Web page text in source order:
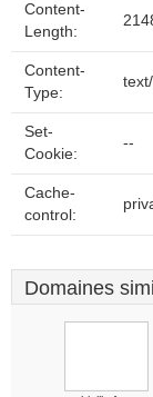
Content-
Length:
Content-
Type:
Set-
Cookie:
--
Cache-
control:
Domaines